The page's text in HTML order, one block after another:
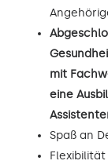
mit
eine
Spaß an